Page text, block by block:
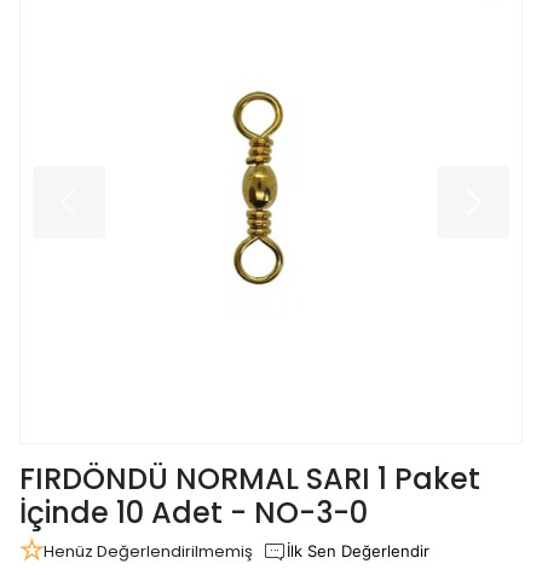
FIRDÖNDÜ NORMAL SARI 1 Paket
İçinde 10 Adet - NO-3-0
Henüz Değerlendirilmemiş İlk Sen Değerlendir